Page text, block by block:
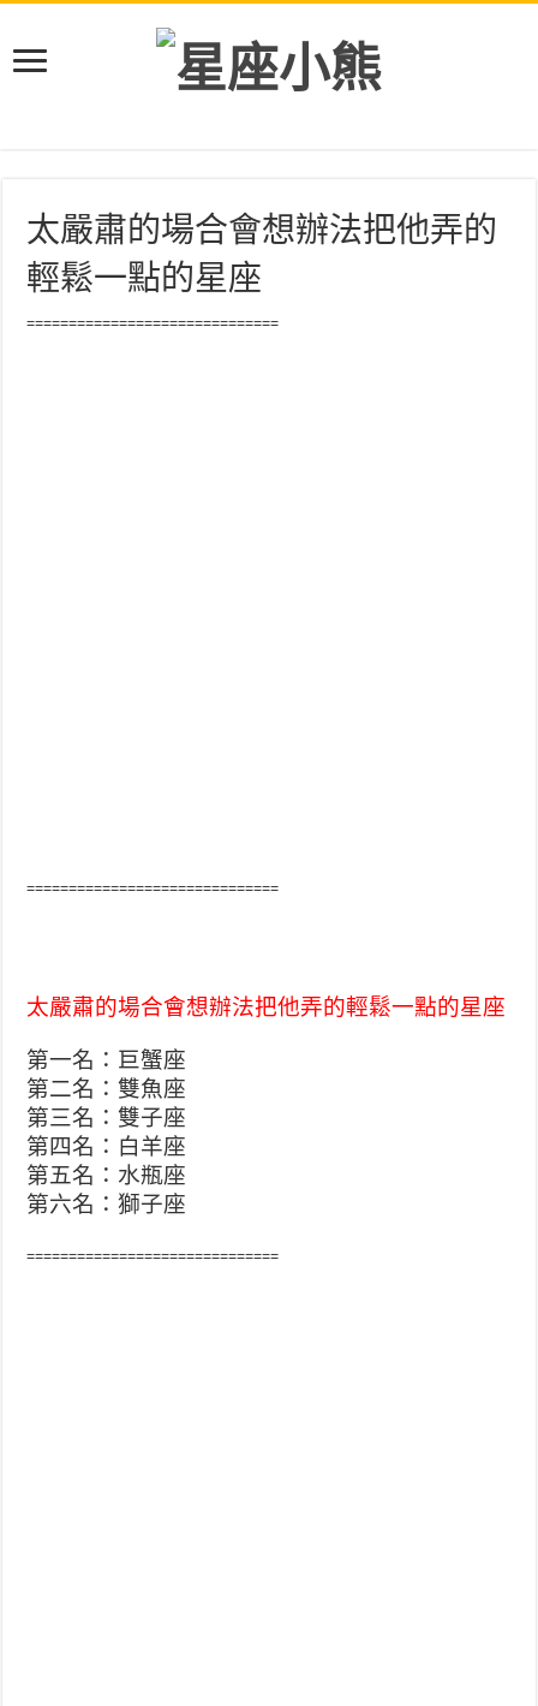
太嚴肅的場合會想辦法把他弄的
輕鬆一點的星座
==============================
==============================
太嚴肅的場合會想辦法把他弄的輕鬆一點的星座
第一名：巨蟹座
第二名：雙魚座
第三名：雙子座
第四名：白羊座
第五名：水瓶座
第六名：獅子座
==============================